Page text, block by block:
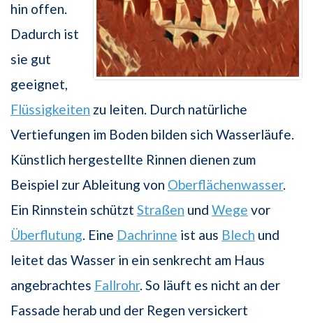
hin offen.
Dadurch ist
sie gut
geeignet,
Flüssigkeiten zu leiten. Durch natürliche
Vertiefungen im Boden bilden sich Wasserläufe.
Künstlich hergestellte Rinnen dienen zum
Beispiel zur Ableitung von Oberflächenwasser.
Ein Rinnstein schützt Straßen und Wege vor
Überflutung. Eine Dachrinne ist aus Blech und
leitet das Wasser in ein senkrecht am Haus
angebrachtes Fallrohr. So läuft es nicht an der
Fassade herab und der Regen versickert